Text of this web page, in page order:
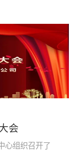
效激励员工主动提
的调控指挥棒与全
改善的作用。· 提
平：一方面，对车
、检修效率等量化
分暴露管理的薄弱
针对性提升管理水
；另一方面，系统
营企业运营管理能
策提供依据：车辆
态、车辆检修作业
车号、自动判别行
等功能，能做到故
障跟踪。通过计算
，实现对车辆轮对
行预报，使列检工
并处理车辆故障，
全运营保驾护航。
统： 车号图像
尺寸检测系统
检测系统 产品优
积小:采用了多
会
心组织召开了